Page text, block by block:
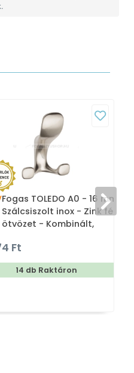
Fogas TOLEDO A0 - 16 mm -
Szálcsiszolt inox - Zink fém
ötvözet - Kombinált,
Ft
14 db Raktáron